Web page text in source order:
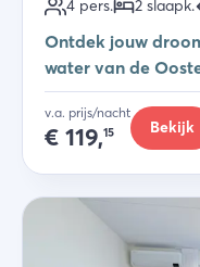
4 pers. 2 slaapk.
Ontdek jouw
water van de
v.a. prijs/nacht
€ 119,15 Bekijk